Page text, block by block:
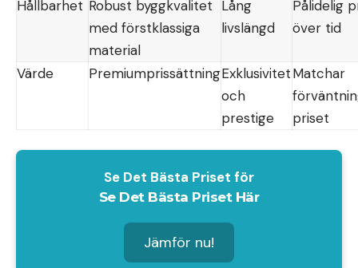
Hållbarhet Robust byggkvalitet
med förstklassiga
material
Lång
livslängd
Pålidelig
över tid
Värde PremiumprissättningExklusivitet
och
prestige
Matchar
priset
Se Det Bästa Priset för
Se Det Bästa Priset Här
Jämför nu!